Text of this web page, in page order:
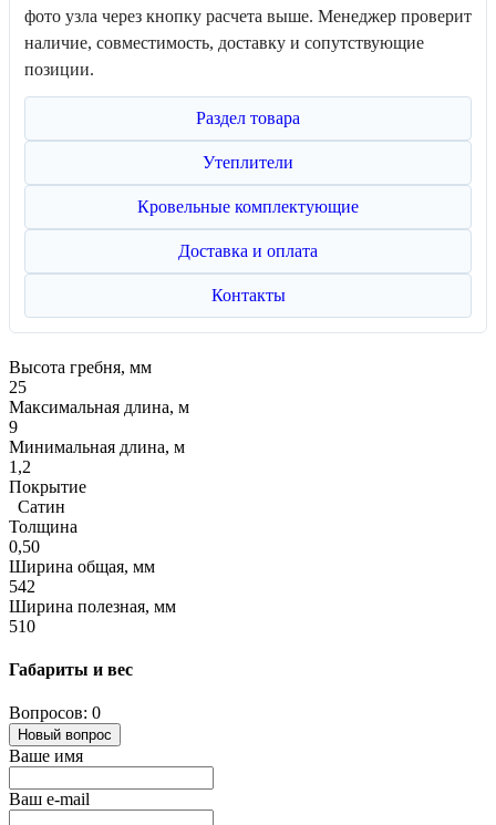
фото узла через кнопку расчета выше. Менеджер проверит
наличие, совместимость, доставку и сопутствующие
позиции.
Раздел товара
Утеплители
Кровельные комплектующие
Доставка и оплата
Контакты
Высота гребня, мм
25
Максимальная длина, м
9
Минимальная длина, м
1,2
Покрытие
Сатин
Толщина
0,50
Ширина общая, мм
542
Ширина полезная, мм
510
Габариты и вес
Вопросов: 0
Новый вопрос
Ваше имя
Ваш e-mail